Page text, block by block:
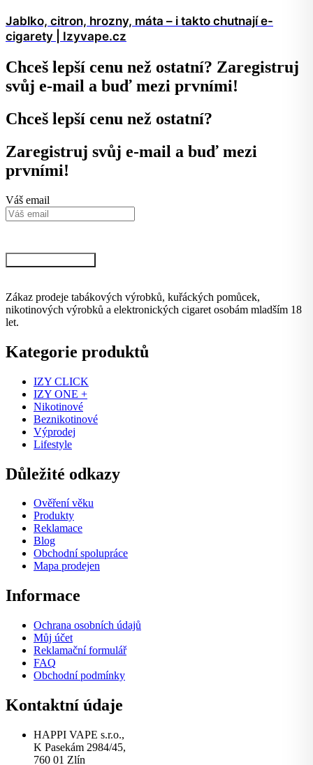
Jablko, citron, hrozny, máta – i takto chutnají e-
cigarety | Izyvape.cz
Chceš lepší cenu než ostatní? Zaregistruj
svůj e-mail a buď mezi prvními!
Chceš lepší cenu než ostatní?
Zaregistruj svůj e-mail a buď mezi
prvními!
Váš email
Zákaz prodeje tabákových výrobků, kuřáckých pomůcek,
nikotinových výrobků a elektronických cigaret osobám mladším 18
let.
Kategorie produktů
IZY CLICK
IZY ONE +
Nikotinové
Beznikotinové
Výprodej
Lifestyle
Důležité odkazy
Ověření věku
Produkty
Reklamace
Blog
Obchodní spolupráce
Mapa prodejen
Informace
Ochrana osobních údajů
Můj účet
Reklamační formulář
FAQ
Obchodní podmínky
Kontaktní údaje
HAPPI VAPE s.r.o.,
K Pasekám 2984/45,
760 01 Zlín